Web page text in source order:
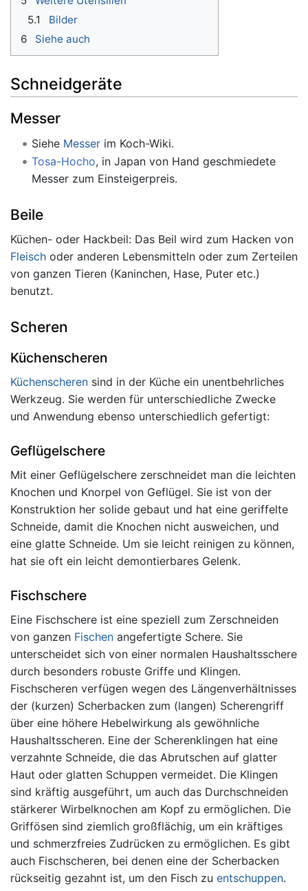
5.1
Bilder
6
Siehe auch
Schneidgeräte
Messer
Siehe Messerim Koch-Wiki.
Tosa-Hocho, in Japan von Hand geschmiedete
Messer zum Einsteigerpreis.
Beile
Küchen- oder Hackbeil: Das Beil wird zum Hacken von
Fleisch oder anderen Lebensmitteln oder zum Zerteilen
von ganzen Tieren (Kaninchen, Hase, Puter etc.)
benutzt.
Scheren
Küchenscheren
Küchenscheren sind in der Küche ein unentbehrliches
Werkzeug. Sie werden für unterschiedliche Zwecke
und Anwendung ebenso unterschiedlich gefertigt:
Geflügelschere
Mit einer Geflügelschere zerschneidet man die leichten
Knochen und Knorpel von Geflügel. Sie ist von der
Konstruktion her solide gebaut und hat eine geriffelte
Schneide, damit die Knochen nicht ausweichen, und
eine glatte Schneide. Um sie leicht reinigen zu können,
hat sie oft ein leicht demontierbares Gelenk.
Fischschere
Eine Fischschere ist eine speziell zum Zerschneiden
von ganzen Fischen angefertigte Schere. Sie
unterscheidet sich von einer normalen Haushaltsschere
durch besonders robuste Griffe und Klingen.
Fischscheren verfügen wegen des Längenverhältnisses
der (kurzen) Scherbacken zum (langen) Scherengriff
über eine höhere Hebelwirkung als gewöhnliche
Haushaltsscheren. Eine der Scherenklingen hat eine
verzahnte Schneide, die das Abrutschen auf glatter
Haut oder glatten Schuppen vermeidet. Die Klingen
sind kräftig ausgeführt, um auch das Durchschneiden
stärkerer Wirbelknochen am Kopf zu ermöglichen. Die
Griffösen sind ziemlich großflächig, um ein kräftiges
und schmerzfreies Zudrücken zu ermöglichen. Es gibt
auch Fischscheren, bei denen eine der Scherbacken
rückseitig gezahnt ist, um den Fisch zu entschuppen.